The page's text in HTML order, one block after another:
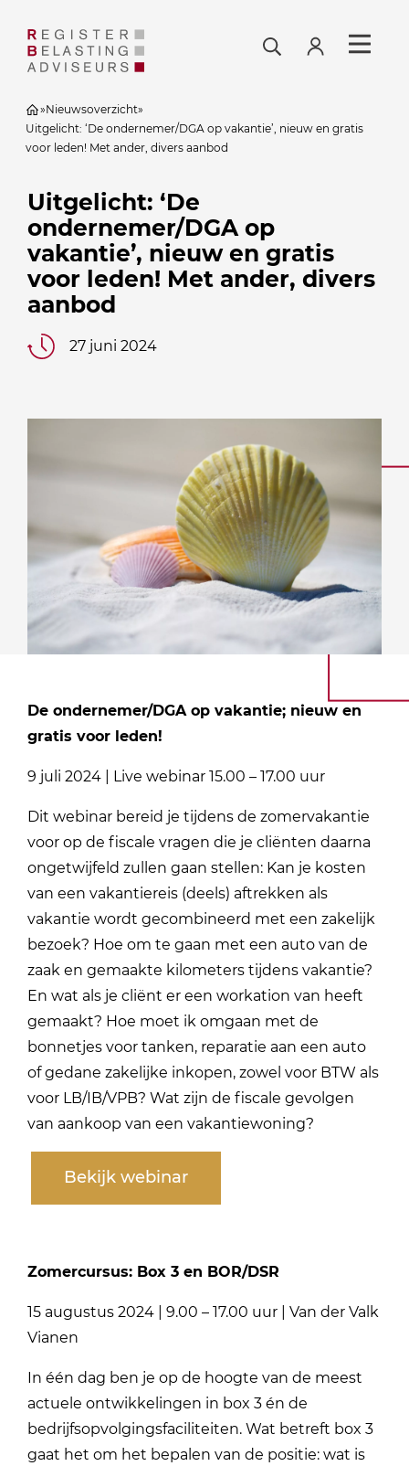
»Nieuwsoverzicht»
Uitgelicht: ‘De ondernemer/DGA op vakantie’, nieuw en gratis
voor leden! Met ander, divers aanbod
Uitgelicht: ‘De
ondernemer/DGA op
vakantie’, nieuw en gratis
voor leden! Met ander, divers
aanbod
27 juni 2024
De ondernemer/DGA op vakantie; nieuw en
gratis voor leden!
9 juli 2024 | Live webinar 15.00 – 17.00 uur
Dit webinar bereid je tijdens de zomervakantie
voor op de fiscale vragen die je cliënten daarna
ongetwijfeld zullen gaan stellen: Kan je kosten
van een vakantiereis (deels) aftrekken als
vakantie wordt gecombineerd met een zakelijk
bezoek? Hoe om te gaan met een auto van de
zaak en gemaakte kilometers tijdens vakantie?
En wat als je cliënt er een workation van heeft
gemaakt? Hoe moet ik omgaan met de
bonnetjes voor tanken, reparatie aan een auto
of gedane zakelijke inkopen, zowel voor BTW als
voor LB/IB/VPB? Wat zijn de fiscale gevolgen
van aankoop van een vakantiewoning?
Bekijk webinar
Zomercursus: Box 3 en BOR/DSR
15 augustus 2024 | 9.00 – 17.00 uur | Van der Valk
Vianen
In één dag ben je op de hoogte van de meest
actuele ontwikkelingen in box 3 én de
bedrijfsopvolgingsfaciliteiten. Wat betreft box 3
gaat het om het bepalen van de positie: wat is